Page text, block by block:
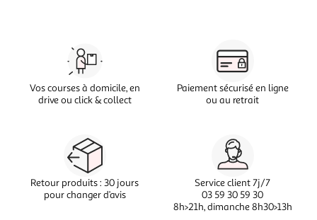
Vos courses à domicile, en
drive ou click & collect
Paiement sécurisé en ligne
ou au retrait
Retour produits : 30 jours
pour changer d’avis
Service client 7j/7
03 59 30 59 30
8h>21h, dimanche 8h30>13h